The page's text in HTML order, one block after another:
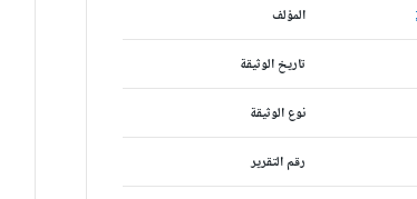
المؤلف
تاريخ الوثيقة
نوع الوثيقة
رقم التقرير